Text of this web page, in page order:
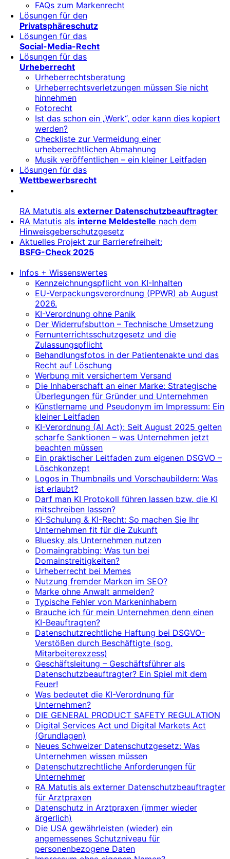
FAQs zum Markenrecht
Lösungen für den
Privatsphäreschutz
Lösungen für das
Social-Media-Recht
Lösungen für das
Urheberrecht
Urheberrechtsberatung
Urheberrechtsverletzungen müssen Sie nicht
hinnehmen
Fotorecht
Ist das schon ein „Werk“, oder kann dies kopiert
werden?
Checkliste zur Vermeidung einer
urheberrechtlichen Abmahnung
Musik veröffentlichen – ein kleiner Leitfaden
Lösungen für das
Wettbewerbsrecht
RA Matutis als externer Datenschutzbeauftragter
RA Matutis als interne Meldestelle nach dem
Hinweisgeberschutzgesetz
Aktuelles Projekt zur Barrierefreiheit:
BSFG-Check 2025
Infos + Wissenswertes
Kennzeichnungspflicht von KI-Inhalten
EU-Verpackungsverordnung (PPWR) ab August
2026.
KI-Verordnung ohne Panik
Der Widerrufsbutton – Technische Umsetzung
Fernunterrichtsschutzgesetz und die
Zulassungspflicht
Behandlungsfotos in der Patientenakte und das
Recht auf Löschung
Werbung mit versichertem Versand
Die Inhaberschaft an einer Marke: Strategische
Überlegungen für Gründer und Unternehmen
Künstlername und Pseudonym im Impressum: Ein
kleiner Leitfaden
KI-Verordnung (AI Act): Seit August 2025 gelten
scharfe Sanktionen – was Unternehmen jetzt
beachten müssen
Ein praktischer Leitfaden zum eigenen DSGVO –
Löschkonzept
Logos in Thumbnails und Vorschaubildern: Was
ist erlaubt?
Darf man KI Protokoll führen lassen bzw. die KI
mitschreiben lassen?
KI-Schulung & KI-Recht: So machen Sie Ihr
Unternehmen fit für die Zukunft
Bluesky als Unternehmen nutzen
Domaingrabbing: Was tun bei
Domainstreitigkeiten?
Urheberrecht bei Memes
Nutzung fremder Marken im SEO?
Marke ohne Anwalt anmelden?
Typische Fehler von Markeninhabern
Brauche ich für mein Unternehmen denn einen
KI-Beauftragten?
Datenschutzrechtliche Haftung bei DSGVO-
Verstößen durch Beschäftigte (sog.
Mitarbeiterexzess)
Geschäftsleitung – Geschäftsführer als
Datenschutzbeauftragter? Ein Spiel mit dem
Feuer!
Was bedeutet die KI-Verordnung für
Unternehmen?
DIE GENERAL PRODUCT SAFETY REGULATION
Digital Services Act und Digital Markets Act
(Grundlagen)
Neues Schweizer Datenschutzgesetz: Was
Unternehmen wissen müssen
Datenschutzrechtliche Anforderungen für
Unternehmer
RA Matutis als externer Datenschutzbeauftragter
für Arztpraxen
Datenschutz in Arztpraxen (immer wieder
ärgerlich)
Die USA gewährleisten (wieder) ein
angemessenes Schutzniveau für
personenbezogene Daten